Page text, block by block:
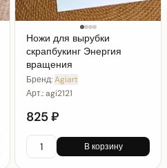
Ножи для вырубки
скрапбукинг Энергия
вращения
Бренд:Agiart
Арт.:agi2121
825 ₽
В корзину